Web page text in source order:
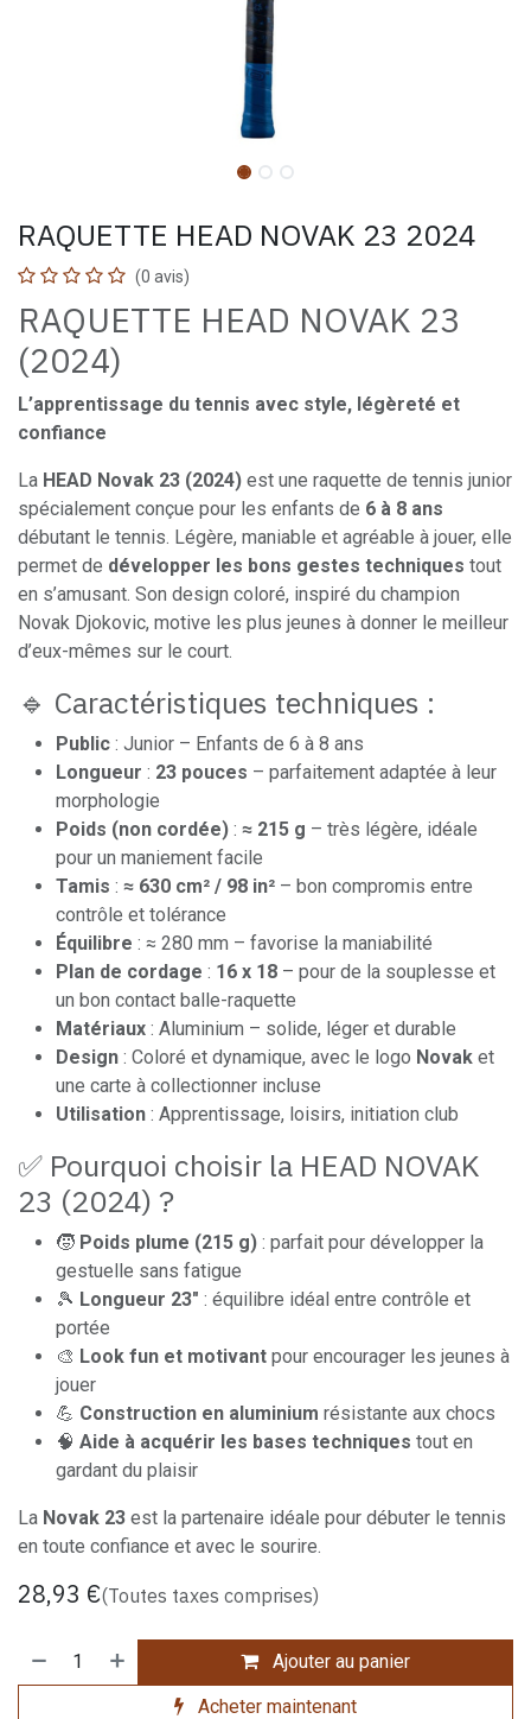
RAQUETTE HEAD NOVAK 23 2024
(0 avis)
RAQUETTE HEAD NOVAK 23
(2024)
L’apprentissage du tennis avec style, légèreté et
confiance
La HEAD Novak 23 (2024) est une raquette de tennis junior
spécialement conçue pour les enfants de 6 à 8 ans
débutant le tennis. Légère, maniable et agréable à jouer, elle
permet de développer les bons gestes techniques tout
en s’amusant. Son design coloré, inspiré du champion
Novak Djokovic, motive les plus jeunes à donner le meilleur
d’eux-mêmes sur le court.
🔹 Caractéristiques techniques :
Public : Junior – Enfants de 6 à 8 ans
Longueur : 23 pouces – parfaitement adaptée à leur
morphologie
Poids (non cordée) : ≈ 215 g – très légère, idéale
pour un maniement facile
Tamis : ≈ 630 cm² / 98 in² – bon compromis entre
contrôle et tolérance
Équilibre : ≈ 280 mm – favorise la maniabilité
Plan de cordage : 16 x 18 – pour de la souplesse et
un bon contact balle-raquette
Matériaux : Aluminium – solide, léger et durable
Design : Coloré et dynamique, avec le logo Novak et
une carte à collectionner incluse
Utilisation : Apprentissage, loisirs, initiation club
✅ Pourquoi choisir la HEAD NOVAK
23 (2024) ?
🧒 Poids plume (215 g) : parfait pour développer la
gestuelle sans fatigue
🎾 Longueur 23" : équilibre idéal entre contrôle et
portée
🎨 Look fun et motivant pour encourager les jeunes à
jouer
💪 Construction en aluminium résistante aux chocs
🧠 Aide à acquérir les bases techniques tout en
gardant du plaisir
La Novak 23 est la partenaire idéale pour débuter le tennis
en toute confiance et avec le sourire.
28,93 €(Toutes taxes comprises)
Ajouter au panier
Acheter maintenant